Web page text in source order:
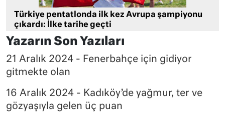
Türkiye pentatlonda ilk kez Avrupa şampiyonu
çıkardı: İlke tarihe geçti
Yazarın Son Yazıları
21 Aralık 2024 - Fenerbahçe için gidiyor
gitmekte olan
16 Aralık 2024 - Kadıköy’de yağmur, ter ve
gözyaşıyla gelen üç puan